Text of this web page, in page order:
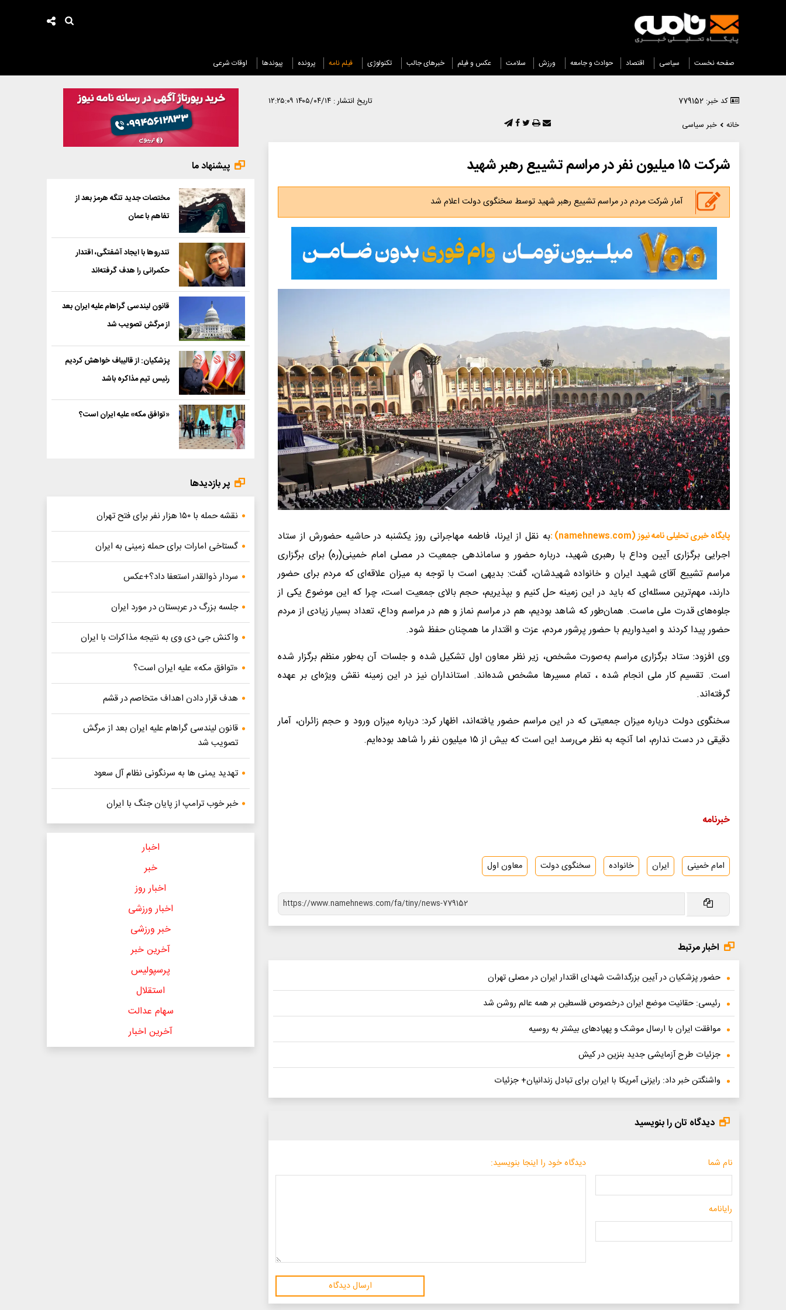
صفحه نخست سیاسی اقتصاد حوادث و جامعه ورزش سلامت عکس و فیلم خبرهای جالب تکنولوژی فیلم نامه پرونده پیوندها اوقات شرعی
کد خبر: 779152 تاریخ انتشار : ۱۴۰۵/۰۴/۱۴ ۱۲:۲۵:۰۹
خانه
خبر سیاسی
شرکت ۱۵ میلیون نفر در مراسم تشییع رهبر شهید
آمار شرکت مردم در مراسم تشییع رهبر شهید توسط سخنگوی دولت اعلام شد
پایگاه خبری تحلیلی نامه نیوز (namehnews.com) :
به نقل از ایرنا، فاطمه مهاجرانی روز یکشنبه در حاشیه حضورش از ستاد
اجرایی برگزاری آیین وداع با رهبری شهید، درباره حضور و ساماندهی جمعیت در مصلی امام خمینی(ره) برای برگزاری
مراسم تشییع آقای شهید ایران و خانواده شهیدشان، گفت: بدیهی است با توجه به میزان علاقه‌ای که مردم برای حضور
دارند، مهم‌ترین مسئله‌ای که باید در این زمینه حل کنیم و بپذیریم، حجم بالای جمعیت است، چرا که این موضوع یکی از
جلوه‌های قدرت ملی ماست. همان‌طور که شاهد بودیم، هم در مراسم نماز و هم در مراسم وداع، تعداد بسیار زیادی از مردم
حضور پیدا کردند و امیدواریم با حضور پرشور مردم، عزت و اقتدار ما همچنان حفظ شود.
وی افزود: ستاد برگزاری مراسم به‌صورت مشخص، زیر نظر معاون اول تشکیل شده و جلسات آن به‌طور منظم برگزار شده
است. تقسیم کار ملی انجام شده ، تمام مسیرها مشخص شده‌اند. استانداران نیز در این زمینه نقش ویژه‌ای بر عهده
گرفته‌اند.
سخنگوی دولت درباره میزان جمعیتی که در این مراسم حضور یافته‌اند، اظهار کرد: درباره میزان ورود و حجم زائران، آمار
دقیقی در دست ندارم، اما آنچه به نظر می‌رسد این است که بیش از ۱۵ میلیون نفر را شاهد بوده‌ایم.
خبرنامه
امام خمینی ایران خانواده سخنگوی دولت معاون اول
اخبار مرتبط
حضور پزشکیان در آیین بزرگداشت شهدای اقتدار ایران در مصلی تهران
رئیسی: حقانیت موضع ایران درخصوص فلسطین بر همه عالم روشن شد
موافقت ایران با ارسال موشک و پهپادهای بیشتر به روسیه
جزئیات طرح آزمایشی جدید بنزین در کیش
واشنگتن خبر داد: رایزنی آمریکا با ایران برای تبادل زندانیان+ جزئیات
دیدگاه تان را بنویسید
نام شما
رایانامه
دیدگاه خود را اینجا بنویسید:
ارسال دیدگاه
پیشنهاد ما
مختصات جدید تنگه هرمز بعد از
تفاهم با عمان
تندروها با ایجاد آشفتگی، اقتدار
حکمرانی را هدف گرفته‌اند
قانون لیندسی گراهام علیه ایران بعد
از مرگش تصویب شد
پزشکیان: از قالیباف خواهش کردیم
رئیس تیم مذاکره باشد
«توافق مکه» علیه ایران است؟
پر بازدیدها
نقشه حمله با ۱۵۰ هزار نفر برای فتح تهران
گستاخی امارات برای حمله زمینی به ایران
سردار ذوالقدر استعفا داد؟+عکس
جلسه بزرگ در عربستان در مورد ایران
واکنش جی دی وی به نتیجه مذاکرات با ایران
«توافق مکه» علیه ایران است؟
هدف قرار دادن اهداف متخاصم در قشم
قانون لیندسی گراهام علیه ایران بعد از مرگش
تصویب شد
تهدید یمنی ها به سرنگونی نظام آل سعود
خبر خوب ترامپ از پایان جنگ با ایران
اخبار
خبر
اخبار روز
اخبار ورزشی
خبر ورزشی
آخرین خبر
پرسپولیس
استقلال
سهام عدالت
آخرین اخبار